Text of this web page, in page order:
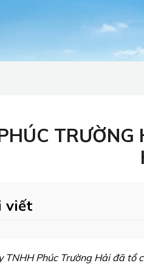
TRƯỜNG
viết
TNHH Phúc Trường Hải đã tổ